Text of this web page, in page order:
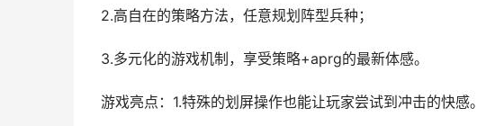
2.高自在的策略方法，任意规划阵型兵种；
3.多元化的游戏机制，享受策略+aprg的最新体感。
游戏亮点：1.特殊的划屏操作也能让玩家尝试到冲击的快感。